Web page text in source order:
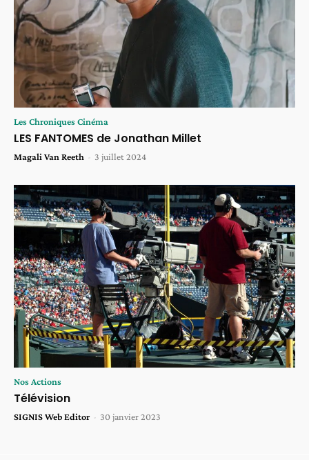
Les Chroniques Cinéma
LES FANTOMES de Jonathan Millet
Magali Van Reeth - 3 juillet 2024
Nos Actions
Télévision
SIGNIS Web Editor - 30 janvier 2023